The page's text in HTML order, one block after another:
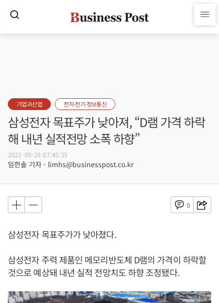
기업과산업 전자·전기·정보통신
삼성전자 목표주가 낮아져, “D램 가격 하락
해 내년 실적전망 소폭 하향”
2021-09-29 07:45:35
임한솔 기자 - limhs@businesspost.co.kr
0
삼성전자 목표주가가 낮아졌다.
삼성전자 주력 제품인 메모리반도체 D램의 가격이 하락할
것으로 예상돼 내년 실적 전망치도 하향 조정됐다.